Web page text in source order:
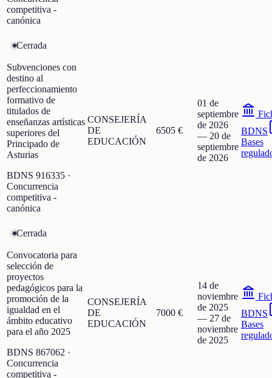
competitiva -
canónica
Cerrada
Subvenciones con
destino al
perfeccionamiento
formativo de
titulados de
enseñanzas artísticas
superiores del
Principado de
Asturias
BDNS 916335 ·
Concurrencia
competitiva -
canónica
CONSEJERÍA
DE
EDUCACIÓN
6505 €
01 de
septiembre
de 2026
— 20 de
septiembre
de 2026
BDNS
Bases
Cerrada
Convocatoria para
selección de
proyectos
pedagógicos para la
promoción de la
igualdad en el
ámbito educativo
para el año 2025
BDNS 867062 ·
Concurrencia
competitiva -
CONSEJERÍA
DE
EDUCACIÓN
7000 €
14 de
noviembre
de 2025
— 27 de
noviembre
de 2025
BDNS
Bases